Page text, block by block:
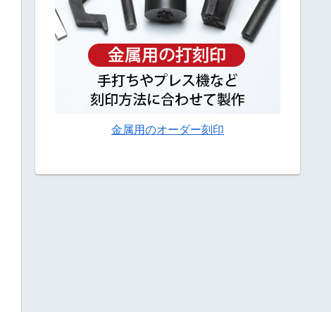
金属用のオーダー刻印